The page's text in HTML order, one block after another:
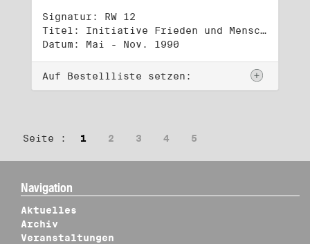
Signatur: RW 12
Titel: Initiative Frieden und Menschenrechte (2)
Datum: Mai - Nov. 1990
Auf Bestellliste setzen:
Seite : 1 2 3 4 5
Navigation
Aktuelles
Archiv
Veranstaltungen